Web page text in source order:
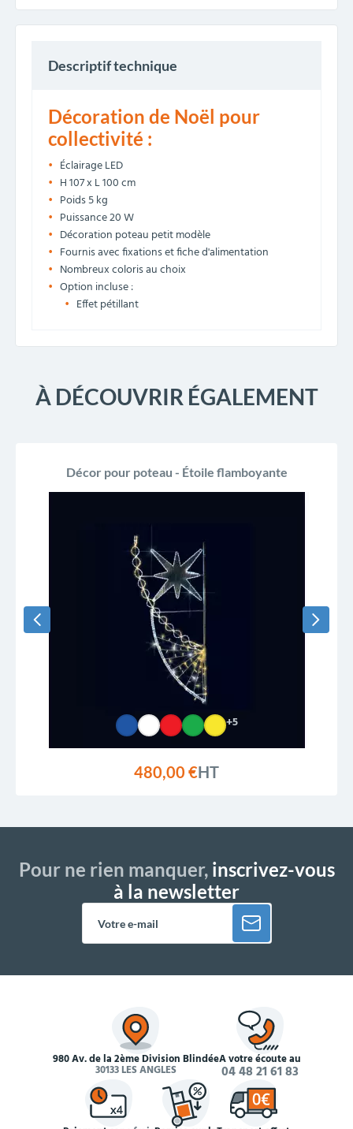
Descriptif technique
Décoration de Noël pour
collectivité :
Éclairage LED
H 107 x L 100 cm
Poids 5 kg
Puissance 20 W
Décoration poteau petit modèle
Fournis avec fixations et fiche d'alimentation
Nombreux coloris au choix
Option incluse :
Effet pétillant
À DÉCOUVRIR ÉGALEMENT
Décor pour poteau - Étoile flamboyante
+5
480,00 €HT
Pour ne rien manquer,inscrivez-vous
à la newsletter
980 Av. de la 2ème Division Blindée
30133 LES ANGLES
À votre écoute au
04 48 21 61 83